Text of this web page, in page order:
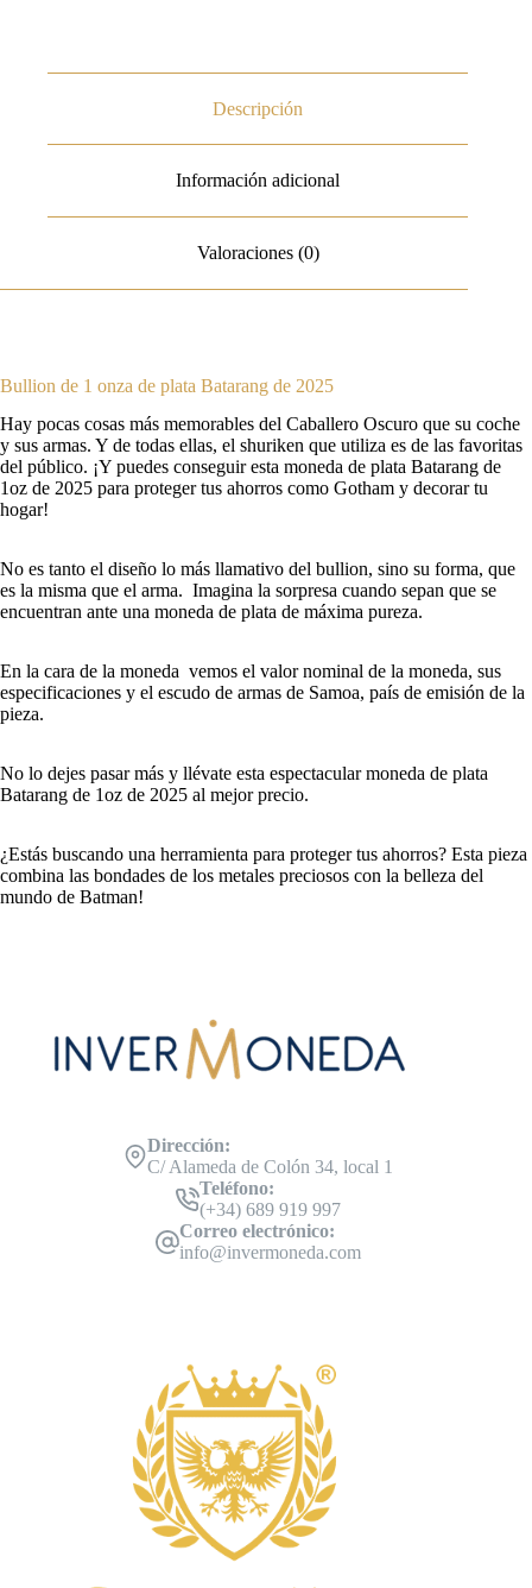
Descripción
Información adicional
Valoraciones (0)
Bullion de 1 onza de plata Batarang de 2025
Hay pocas cosas más memorables del Caballero Oscuro que su coche
y sus armas. Y de todas ellas, el shuriken que utiliza es de las favoritas
del público. ¡Y puedes conseguir esta moneda de plata Batarang de
1oz de 2025 para proteger tus ahorros como Gotham y decorar tu
hogar!
No es tanto el diseño lo más llamativo del bullion, sino su forma, que
es la misma que el arma. Imagina la sorpresa cuando sepan que se
encuentran ante una moneda de plata de máxima pureza.
En la cara de la moneda vemos el valor nominal de la moneda, sus
especificaciones y el escudo de armas de Samoa, país de emisión de la
pieza.
No lo dejes pasar más y llévate esta espectacular moneda de plata
Batarang de 1oz de 2025 al mejor precio.
¿Estás buscando una herramienta para proteger tus ahorros? Esta pieza
combina las bondades de los metales preciosos con la belleza del
mundo de Batman!
Dirección:
C/ Alameda de Colón 34, local 1
Teléfono:
(+34) 689 919 997
Correo electrónico:
info@invermoneda.com